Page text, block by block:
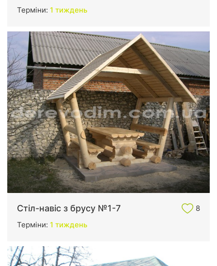
Терміни: 1 тиждень
Стіл-навіс з брусу №1-7
8
Терміни: 1 тиждень